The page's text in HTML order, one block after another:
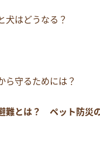
犬はどうなる？
ら守るためには？
避難とは？ ペット防